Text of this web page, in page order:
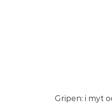
Gripen: i myt